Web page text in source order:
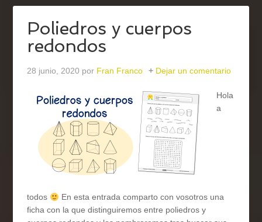
Poliedros y cuerpos
redondos
28 junio, 2020 por Fran Franco Dejar un comentario
Hola
a
todos
En esta entrada comparto con vosotros una
ficha con la que distinguiremos entre poliedros y